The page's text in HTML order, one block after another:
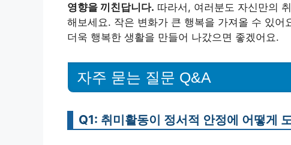
영향을 끼친답니다. 따라서, 여러분도 자신만의
해보세요. 작은 변화가 큰 행복을 가져올 수 있
더욱 행복한 생활을 만들어 나갔으면 좋겠어요.
자주 묻는 질문 Q&A
Q1: 취미활동이 정서적 안정에 어떻게